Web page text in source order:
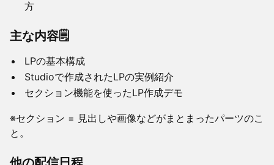
方
​主な内容🗒️
​LPの基本構成
​Studioで作成されたLPの実例紹介
セクション機能を使ったLP作成デモ
※セクション = 見出しや画像などがまとまったパーツのこ
と。